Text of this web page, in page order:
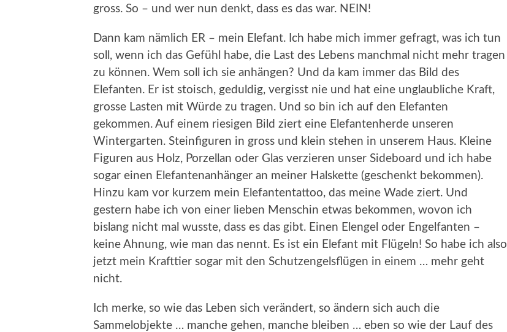
gross. So – und wer nun denkt, dass es das war. NEIN!
Dann kam nämlich ER – mein Elefant. Ich habe mich immer gefragt, was ich tun
soll, wenn ich das Gefühl habe, die Last des Lebens manchmal nicht mehr tragen
zu können. Wem soll ich sie anhängen? Und da kam immer das Bild des
Elefanten. Er ist stoisch, geduldig, vergisst nie und hat eine unglaubliche Kraft,
grosse Lasten mit Würde zu tragen. Und so bin ich auf den Elefanten
gekommen. Auf einem riesigen Bild ziert eine Elefantenherde unseren
Wintergarten. Steinfiguren in gross und klein stehen in unserem Haus. Kleine
Figuren aus Holz, Porzellan oder Glas verzieren unser Sideboard und ich habe
sogar einen Elefantenanhänger an meiner Halskette (geschenkt bekommen).
Hinzu kam vor kurzem mein Elefantentattoo, das meine Wade ziert. Und
gestern habe ich von einer lieben Menschin etwas bekommen, wovon ich
bislang nicht mal wusste, dass es das gibt. Einen Elengel oder Engelfanten –
keine Ahnung, wie man das nennt. Es ist ein Elefant mit Flügeln! So habe ich also
jetzt mein Krafttier sogar mit den Schutzengelsflügen in einem … mehr geht
nicht.
Ich merke, so wie das Leben sich verändert, so ändern sich auch die
Sammelobjekte … manche gehen, manche bleiben … eben so wie der Lauf des